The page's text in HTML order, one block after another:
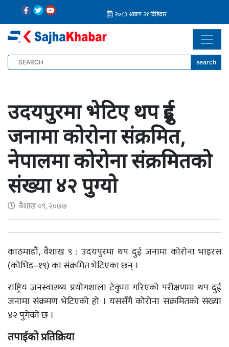
search
उदयपुरमा भेटिए थप दुई
जनामा कोरोना संक्रमित,
नेपालमा कोरोना संक्रमितको
संख्या ४२ पुग्यो
बैशाख ०९, २०७७
काठमाडौं, वैशाख ९ : उदयपुरमा थप दुई जनामा कोरोना भाइरस
(कोभिड–१९) का संक्रमित भेटिएका छन् ।
राष्ट्रिय जनस्वास्थ्य प्रयोगशाला टेकुमा गरिएको परीक्षणमा थप दुई
जनामा संक्रमण भेटिएको हो । यससँगै कोरोना संक्रमितको संख्या
४२ पुगेको छ ।
तपाईको प्रतिक्रिया